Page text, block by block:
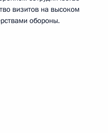
визитов на высоком
обороны.